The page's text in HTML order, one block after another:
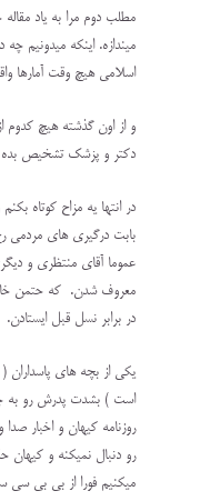
میندازه. اینکه میدونیم
اسلامی هیچ وقت آمارها
و از اون گذشته هیچ کدوم
دکتر و پزشک تشخیص بده
بابت درگیری های مردمی
عموما آقای منتظری و
معروف شدن. که حتمن
در برابر نسل قبل ایستادن.
یکی از بچه های پاسداران
است ) بشدت پدرش رو به
روزنامه کیهان و اخبار
رو دنبال نمیکنه و
میکنیم فورا از بی بی سی